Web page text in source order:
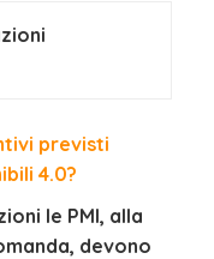
previsti
4.0?
le PMI, alla
devono